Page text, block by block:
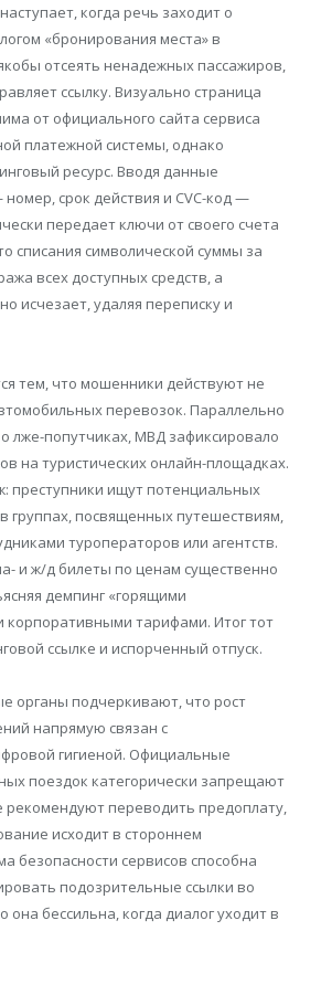
когда речь заходит о
«бронирования места» в
отсеять ненадежных пассажиров,
ссылку. Визуально страница
от официального сайта сервиса
платежной системы, однако
ресурс. Вводя данные
срок действия и CVC-код —
передает ключи от своего счета
списания символической суммы за
всех доступных средств, а
исчезает, удаляя переписку и
тем, что мошенники действуют не
перевозок. Параллельно
лже-попутчиках, МВД зафиксировало
на туристических онлайн-площадках.
преступники ищут потенциальных
группах, посвященных путешествиям,
туроператоров или агентств.
и ж/д билеты по ценам существенно
демпинг «горящими
корпоративными тарифами. Итог тот
ссылке и испорченный отпуск.
органы подчеркивают, что рост
напрямую связан с
гигиеной. Официальные
поездок категорически запрещают
рекомендуют переводить предоплату,
исходит в стороннем
безопасности сервисов способна
подозрительные ссылки во
она бессильна, когда диалог уходит в